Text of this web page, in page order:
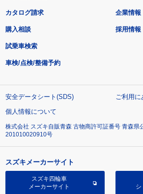
カタログ請求
購入相談
試乗車検索
車検/点検/整備予約
企業情報
採用情報
安全データシート(SDS)
ご利用
個人情報について
株式会社 スズキ自販青森 古物商許可証番号 青森県
201010020910号
スズキメーカーサイト
スズキ四輪車
メーカーサイト
シ